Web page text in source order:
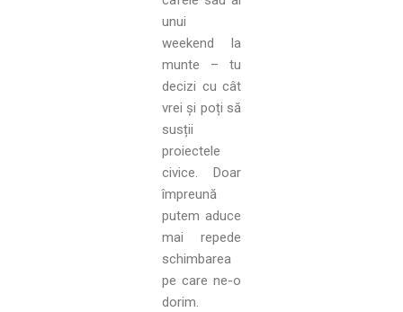
unui
weekend la
munte – tu
decizi cu cât
vrei și poți să
susții
proiectele
civice. Doar
împreună
putem aduce
mai repede
schimbarea
pe care ne-o
dorim.